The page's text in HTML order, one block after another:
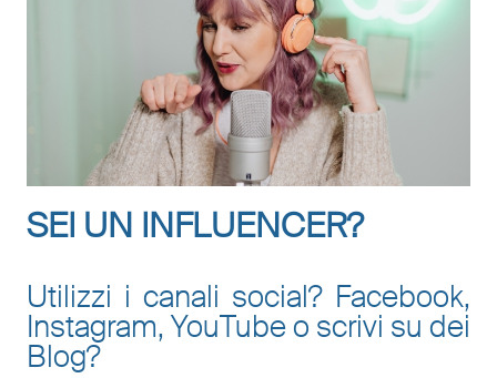
SEI UN INFLUENCER?
Utilizzi i canali social? Facebook,
Instagram, YouTube o scrivi su dei
Blog?